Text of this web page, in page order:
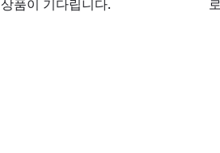
품이 기다립니다.